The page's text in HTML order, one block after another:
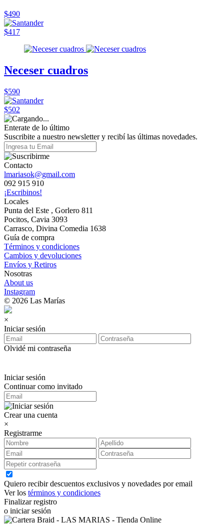
$490
$417
Neceser cuadros
$590
$502
Enterate de lo último
Suscribite a nuestro newsletter y recibí las últimas novedades.
Contacto
lmariasok@gmail.com
092 915 910
¡Escribinos!
Locales
Punta del Este , Gorlero 811
Pocitos, Cavia 3093
Carrasco, Divina Comedia 1638
Guía de compra
Términos y condiciones
Cambios y devoluciones
Envíos y Retiros
Nosotras
About us
Instagram
© 2026 Las Marías
×
Iniciar sesión
Olvidé mi contraseña
Iniciar sesión
Continuar como invitado
Crear una cuenta
×
Registrarme
Quiero recibir descuentos exclusivos y novedades por email
Ver los términos y condiciones
Finalizar registro
o iniciar sesión